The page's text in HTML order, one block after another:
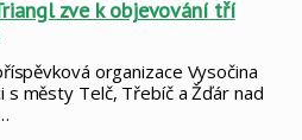
zve k objevování tří
organizace Vysočina
s městy Telč, Třebíč a Žďár nad